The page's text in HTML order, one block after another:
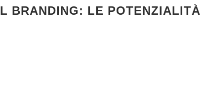
BRANDING: LE POTENZIALITÀ